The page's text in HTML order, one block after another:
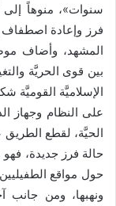
سنوات»، منوهاً
فرز وإعادة اصطفاف
المشهد، وأضاف
بين قوى الحريَّة
الإسلاميَّة القوميَّة
على النظام وجهاز
حالة فرز جديدة،
حول مواقع
ونهبها، ومن جانب